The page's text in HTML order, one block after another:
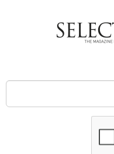
Da
Terras
Arxéntea),
de
para este
dos últimas acciones nos